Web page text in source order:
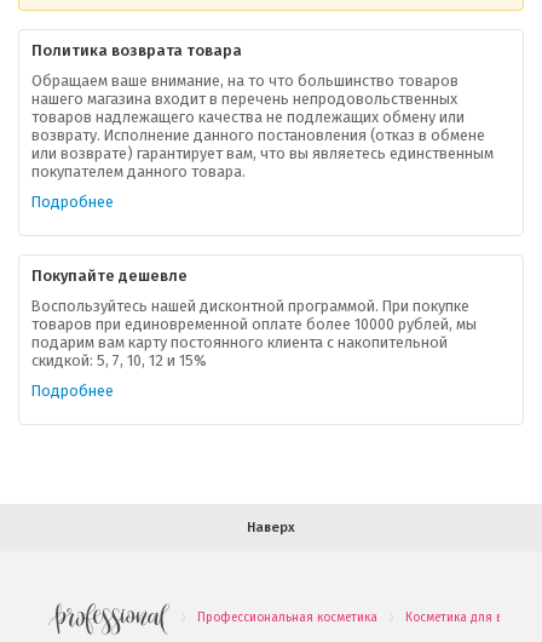
Политика возврата товара
Обращаем ваше внимание, на то что большинство товаров
нашего магазина входит в перечень непродовольственных
товаров надлежащего качества не подлежащих обмену или
возврату. Исполнение данного постановления (отказ в обмене
или возврате) гарантирует вам, что вы являетесь единственным
покупателем данного товара.
Подробнее
Покупайте дешевле
Воспользуйтесь нашей дисконтной программой. При покупке
товаров при единовременной оплате более 10000 рублей, мы
подарим вам карту постоянного клиента с накопительной
скидкой: 5, 7, 10, 12 и 15%
Подробнее
Наверх
. Профессиональная косметика . Косметика для волос
О компании
Ваша скидка
Контактная информация
В помощь покупателю
Форма обратной связи
Подарочные наборы